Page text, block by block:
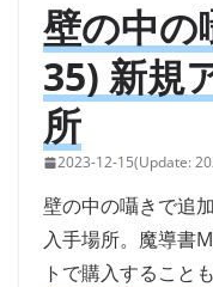
壁の中
35) 新規
所
2023-12-15
壁の中の囁きで追
入手場所。魔導書
トで購入すること